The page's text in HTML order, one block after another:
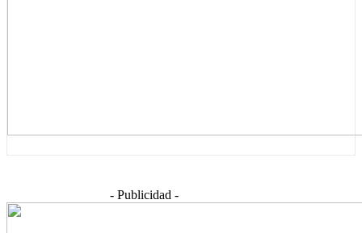
- Publicidad -